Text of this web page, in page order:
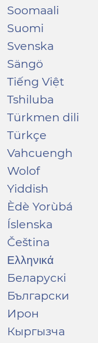
Soomaali
Suomi
Svenska
Sängö
Tiếng Việt
Tshiluba
Türkmen dili
Türkçe
Vahcuengh
Wolof
Yiddish
Èdè Yorùbá
Íslenska
Čeština
Ελληνικά
Беларускі
Български
Ирон
Кыргызча